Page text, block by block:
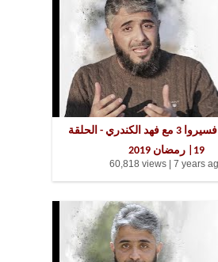
قطع اليد | فسيروا 3 مع فهد الكندري - الحلقة
19| رمضان 2019
60,818 views | 7 years